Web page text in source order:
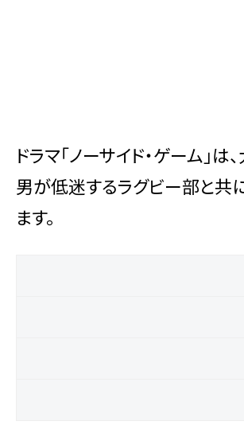
ドラマ「ノーサイド・ゲーム
男が低迷するラグビー部と共
ます。